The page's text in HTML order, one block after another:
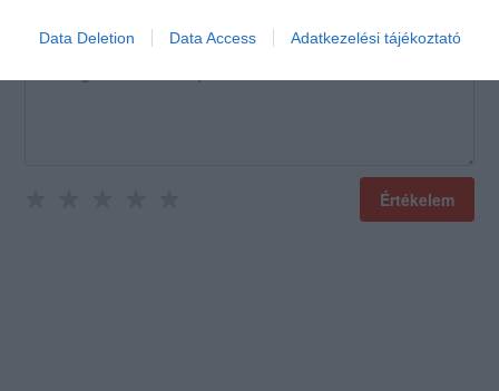
Data Deletion Data Access Adatkezelési tájékoztató
Értékelem